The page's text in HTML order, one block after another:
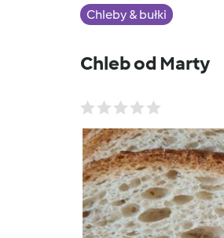
Chleby & bułki
Chleb od Marty